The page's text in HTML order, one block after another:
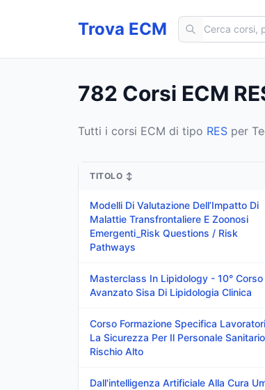
Trova ECM Cerca corsi ECM
782 Corsi ECM
Tutti i corsi ECM di tipo RES per
TITOLO ↕
Modelli Di Valutazione Dell’Impatto Di
Malattie Transfrontaliere E Zoonosi
Emergenti_Risk Questions / Risk
Pathways
Masterclass In Lipidology - 10° Corso
Avanzato Sisa Di Lipidologia Clinica
Corso Formazione Specifica
La Sicurezza Per Il Personale Sanitario
Rischio Alto
Dall'intelligenza Artificiale Alla Cura